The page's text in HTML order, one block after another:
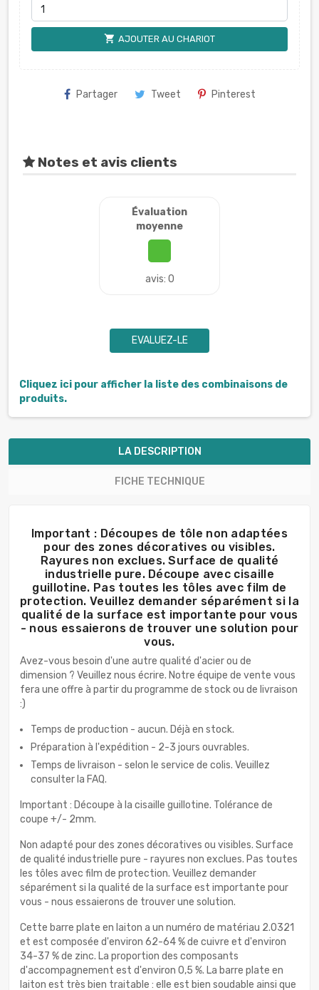
shopping_cart AJOUTER AU CHARIOT
Partager Tweet Pinterest
Notes et avis clients
Évaluation
moyenne
avis: 0
EVALUEZ-LE
Cliquez ici pour afficher la liste des combinaisons de
produits.
LA DESCRIPTION
FICHE TECHNIQUE
Important : Découpes de tôle non adaptées
pour des zones décoratives ou visibles.
Rayures non exclues. Surface de qualité
industrielle pure. Découpe avec cisaille
guillotine. Pas toutes les tôles avec film de
protection. Veuillez demander séparément si la
qualité de la surface est importante pour vous
- nous essaierons de trouver une solution pour
vous.
Avez-vous besoin d'une autre qualité d'acier ou de
dimension ? Veuillez nous écrire. Notre équipe de vente vous
fera une offre à partir du programme de stock ou de livraison
:)
Temps de production - aucun. Déjà en stock.
Préparation à l'expédition - 2-3 jours ouvrables.
Temps de livraison - selon le service de colis. Veuillez
consulter la FAQ.
Important : Découpe à la cisaille guillotine. Tolérance de
coupe +/- 2mm.
Non adapté pour des zones décoratives ou visibles. Surface
de qualité industrielle pure - rayures non exclues. Pas toutes
les tôles avec film de protection. Veuillez demander
séparément si la qualité de la surface est importante pour
vous - nous essaierons de trouver une solution.
Cette barre plate en laiton a un numéro de matériau 2.0321
et est composée d'environ 62-64 % de cuivre et d'environ
34-37 % de zinc. La proportion des composants
d'accompagnement est d'environ 0,5 %. La barre plate en
laiton est très bien traitable : elle est bien soudable ainsi que